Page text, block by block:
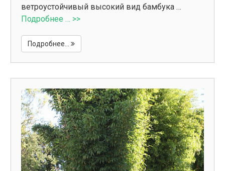
ветроустойчивый высокий вид бамбука …
Подробнее … >>
Подробнее...